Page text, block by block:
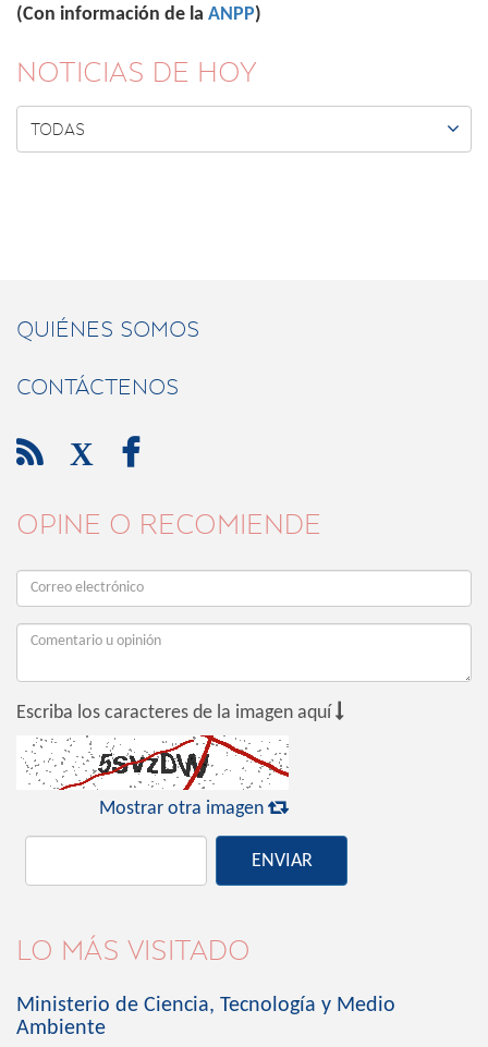
(Con información de la ANPP)
NOTICIAS DE HOY
TODAS 
QUIÉNES SOMOS
CONTÁCTENOS
 X 
OPINE O RECOMIENDE
Escriba los caracteres de la imagen aquí 
Mostrar otra imagen 
ENVIAR
LO MÁS VISITADO
Ministerio de Ciencia, Tecnología y Medio
Ambiente